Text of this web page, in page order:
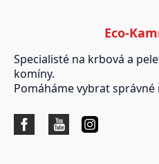
Eco-
Specialisté na krbová a
komíny.
Pomáháme vybrat